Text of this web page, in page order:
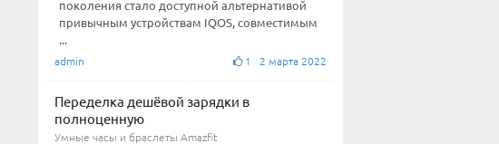
поколения стало доступной альтернативой
привычным устройствам IQOS, совместимым
...
admin 1 2 марта 2022
Переделка дешёвой зарядки в
полноценную
Умные часы и браслеты Amazfit